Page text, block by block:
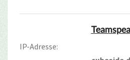
IP-Adresse: